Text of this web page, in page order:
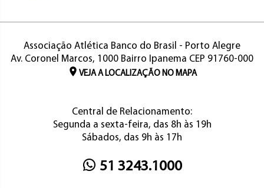
Associação Atlética Banco do Brasil - Porto Alegre
Av. Coronel Marcos, 1000 Bairro Ipanema CEP 91760-000
VEJA A LOCALIZAÇÃO NO MAPA
Central de Relacionamento:
Segunda a sexta-feira, das 8h às 19h
Sábados, das 9h às 17h
51 3243.1000